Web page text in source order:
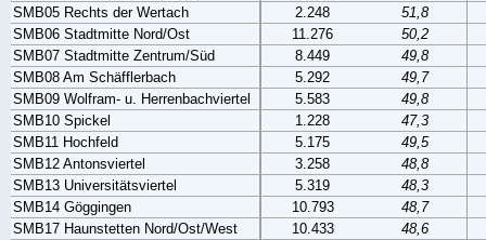
SMB05 Rechts der Wertach
2.248
51,8
SMB06 Stadtmitte Nord/Ost
11.276
50,2
SMB07 Stadtmitte Zentrum/Süd
8.449
49,8
SMB08 Am Schäfflerbach
5.292
49,7
SMB09 Wolfram- u. Herrenbachviertel
5.583
49,8
SMB10 Spickel
1.228
47,3
SMB11 Hochfeld
5.175
49,5
SMB12 Antonsviertel
3.258
48,8
SMB13 Universitätsviertel
5.319
48,3
SMB14 Göggingen
10.793
48,7
SMB17 Haunstetten Nord/Ost/West
10.433
48,6